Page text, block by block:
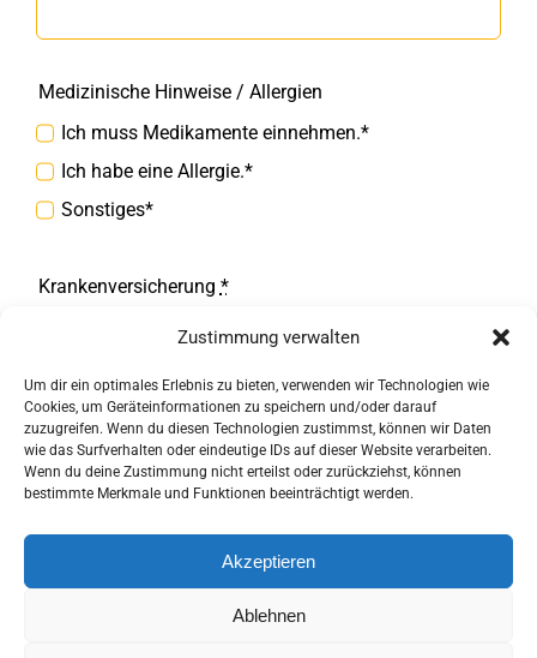
Zustimmung verwalten
Um dir ein optimales Erlebnis zu bieten, verwenden wir Technologien wie
Cookies, um Geräteinformationen zu speichern und/oder darauf
zuzugreifen. Wenn du diesen Technologien zustimmst, können wir Daten
wie das Surfverhalten oder eindeutige IDs auf dieser Website verarbeiten.
Wenn du deine Zustimmung nicht erteilst oder zurückziehst, können
bestimmte Merkmale und Funktionen beeinträchtigt werden.
Akzeptieren
Ablehnen
Medizinische Hinweise / Allergien
Ich muss Medikamente einnehmen.*
Ich habe eine Allergie.*
Sonstiges*
Krankenversicherung *
privat
ANMELDEN